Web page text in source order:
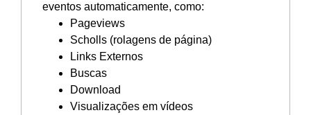
eventos automaticamente, como:
Pageviews
Scholls (rolagens de página)
Links Externos
Buscas
Download
Visualizações em vídeos